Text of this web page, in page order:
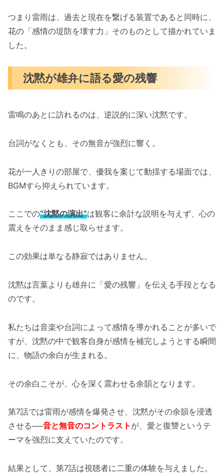
つまり雷雨は、過去と現在を繋げる装置であると同時に、
花の「感情の堤防を壊す力」そのものとして描かれていま
した。
沈黙が雄弁に語る愛の残響
雷鳴のあとに訪れるのは、逆説的に深い沈黙です。
台詞がなくとも、その無音が強烈に響く。
花が一人きりの部屋で、優我を案じて動揺する場面では、
BGMすら抑えられています。
ここでの“沈黙の演出”は観客に余計な説明を与えず、心の
震えをそのまま感じ取らせます。
この効果は単なる静寂ではありません。
沈黙は言葉よりも雄弁に「愛の残響」を伝える手段となる
のです。
私たちは音楽や台詞によって感情を導かれることが多いで
すが、沈黙の中で観客自身が感情を補完しようとする瞬間
に、物語の余白が生まれる。
その余白こそが、心を深く震わせる余韻となります。
第7話では雷雨が感情を爆発させ、沈黙がその余韻を浸透
させる──音と無音のコントラスト が、愛と復讐というテ
ーマを強烈に支えていたのです。
結果として、第7話は視聴者に二重の体験を与えました。